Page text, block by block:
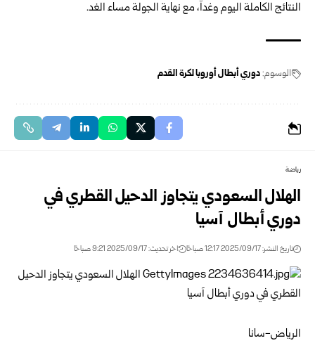
النتائج الكاملة اليوم وغداً، مع نهاية الجولة مساء الغد.
الوسوم:دوري أبطال أوروبا لكرة القدم
رياضة
الهلال السعودي يتجاوز الدحيل القطري في
دوري أبطال آسيا
تاريخ النشر: 2025/09/17 12:17 صباحًا اخر تحديث: 2025/09/17 9:21 صباحًا
الرياض-سانا